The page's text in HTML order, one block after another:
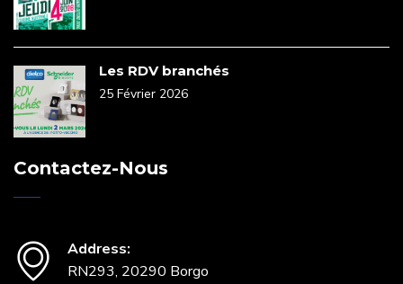
Les RDV branchés
25 Février 2026
Contactez-Nous
Address:
RN293, 20290 Borgo